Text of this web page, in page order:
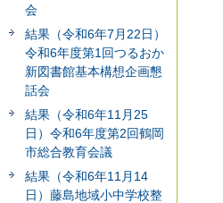
会
結果（令和6年7月22日）
令和6年度第1回つるおか
新図書館基本構想企画懇
話会
結果（令和6年11月25
日）令和6年度第2回鶴岡
市総合教育会議
結果（令和6年11月14
日）藤島地域小中学校整